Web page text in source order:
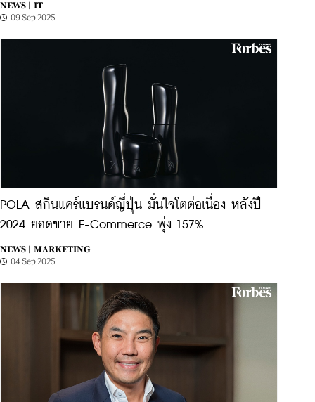
NEWS |
IT
09 Sep 2025
POLA สกินแคร์แบรนด์ญี่ปุ่น มั่นใจโตต่อเนื่อง หลังปี
2024 ยอดขาย E-Commerce พุ่ง 157%
NEWS |
MARKETING
04 Sep 2025